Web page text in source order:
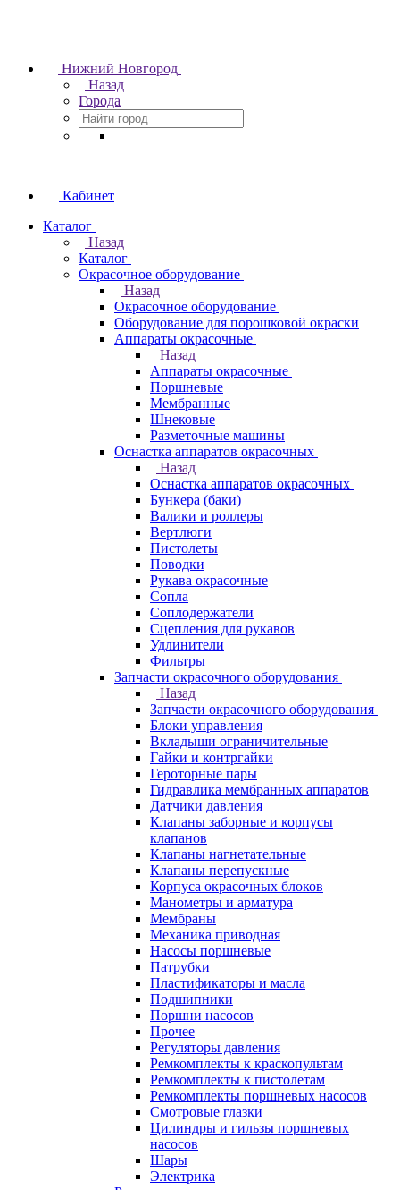
Нижний Новгород
Назад
Города
Кабинет
Каталог
Назад
Каталог
Окрасочное оборудование
Назад
Окрасочное оборудование
Оборудование для порошковой окраски
Аппараты окрасочные
Назад
Аппараты окрасочные
Поршневые
Мембранные
Шнековые
Разметочные машины
Оснастка аппаратов окрасочных
Назад
Оснастка аппаратов окрасочных
Бункера (баки)
Валики и роллеры
Вертлюги
Пистолеты
Поводки
Рукава окрасочные
Сопла
Соплодержатели
Сцепления для рукавов
Удлинители
Фильтры
Запчасти окрасочного оборудования
Назад
Запчасти окрасочного оборудования
Блоки управления
Вкладыши ограничительные
Гайки и контргайки
Героторные пары
Гидравлика мембранных аппаратов
Датчики давления
Клапаны заборные и корпусы
клапанов
Клапаны нагнетательные
Клапаны перепускные
Корпуса окрасочных блоков
Манометры и арматура
Мембраны
Механика приводная
Насосы поршневые
Патрубки
Пластификаторы и масла
Подшипники
Поршни насосов
Прочее
Регуляторы давления
Ремкомплекты к краскопультам
Ремкомплекты к пистолетам
Ремкомплекты поршневых насосов
Смотровые глазки
Цилиндры и гильзы поршневых
насосов
Шары
Электрика